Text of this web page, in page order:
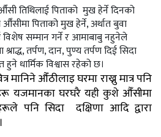
तिथिलाई पिताको मुख हेर्ने दिनको
पिताको मुख हेर्ने, अर्थात बुवा
सम्मान गर्ने र आमाबाबु नहुनेले
तर्पण, दान, पुण्य तर्पण दिई सिदा
हुने धार्मिक विश्वास रहेको छ।
मानिने औँठीलाइ घरमा राख्नु मात्र पनि
यजमानका घरघरै यही कुशे औँसीमा
पनि सिदा दक्षिणा आदि द्वारा